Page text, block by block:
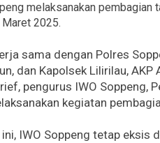
melaksanakan pembagian
2025.
sama dengan Polres
dan Kapolsek Lilirilau, AKP
pengurus IWO Soppeng,
kegiatan
IWO Soppeng tetap eksis